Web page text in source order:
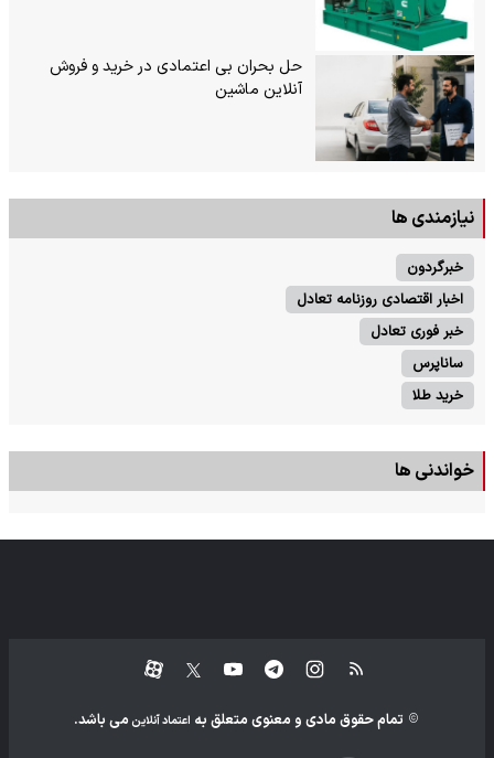
حل بحران بی‌ اعتمادی در خرید و فروش
آنلاین ماشین
نیازمندی ها
خبرگردون
اخبار اقتصادی روزنامه تعادل
خبر فوری تعادل
ساناپرس
خرید طلا
خواندنی ها
تمام حقوق مادی و معنوی متعلق به اعتماد آنلاین می باشد.